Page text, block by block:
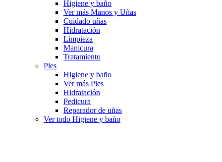
Higiene y baño
Ver más Manos y Uñas
Cuidado uñas
Hidratación
Limpieza
Manicura
Tratamiento
Pies
Higiene y baño
Ver más Pies
Hidratación
Pedicura
Reparador de uñas
Ver todo Higiene y baño